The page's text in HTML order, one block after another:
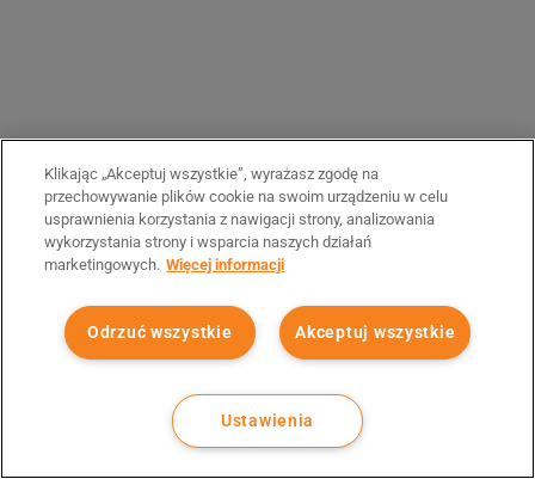
Klikając „Akceptuj wszystkie”, wyrażasz zgodę na
przechowywanie plików cookie na swoim urządzeniu w celu
usprawnienia korzystania z nawigacji strony, analizowania
wykorzystania strony i wsparcia naszych działań
marketingowych. Więcej informacji
Akceptuj wszystkie
Odrzuć wszystkie
Ustawienia